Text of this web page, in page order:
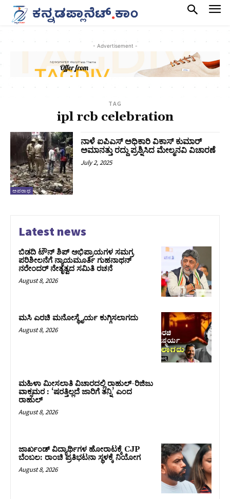
- Advertisement -
TAG
ipl rcb celebration
ಅಪರಾಧ
ನಾಳೆ ಐಪಿಎಸ್ ಅಧಿಕಾರಿ ವಿಕಾಸ್ ಕುಮಾರ್
ಅಮಾನತ್ತು ರದ್ದು ಪ್ರಶ್ನಿಸಿದ ಮೇಲ್ಮನವಿ ವಿಚಾರಣೆ
July 2, 2025
Latest news
ಬಿಡದಿ ಟೌನ್ ಶಿಪ್ ಅಭಿಪ್ರಾಯಗಳ ಸಮಗ್ರ
ಪರಿಶೀಲನೆಗೆ ನ್ಯಾಯಮೂರ್ತಿ ಗುಹನಾಥನ್
ನರೇಂದರ್ ನೇತೃತ್ವದ ಸಮಿತಿ ರಚನೆ
August 8, 2026
ಮಸಿ ಎರಚಿ ಮನೋಸ್ಥೈರ್ಯ ಕುಗ್ಗಿಸಲಾಗದು
August 8, 2026
ಮಹಿಳಾ ಮೀಸಲಾತಿ ವಿಚಾರದಲ್ಲಿ ರಾಹುಲ್‌-ರಿಜಿಜು
ವಾಕ್ಸಮರ : ‘ಷರತ್ತಿಲ್ಲದೆ ಜಾರಿಗೆ ತನ್ನಿ’ ಎಂದ
ರಾಹುಲ್‌
August 8, 2026
ಜಾರ್ಖಂಡ್‌ ವಿದ್ಯಾರ್ಥಿಗಳ ಹೋರಾಟಕ್ಕೆ CJP
ಬೆಂಬಲ: ರಾಂಚಿ ಪ್ರತಿಭಟನಾ ಸ್ಥಳಕ್ಕೆ ನಿಯೋಗ
August 8, 2026